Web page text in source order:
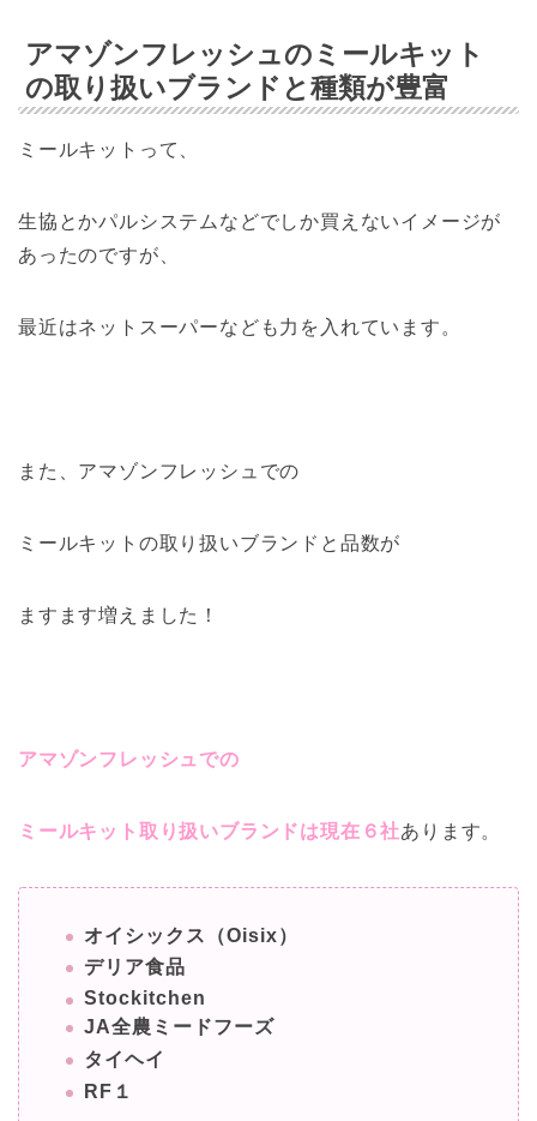
アマゾンフレッシュのミールキット
の取り扱いブランドと種類が豊富
ミールキットって、
生協とかパルシステムなどでしか買えないイメージが
あったのですが、
最近はネットスーパーなども力を入れています。
また、アマゾンフレッシュでの
ミールキットの取り扱いブランドと品数が
ますます増えました！
アマゾンフレッシュでの
ミールキット取り扱いブランドは現在６社あります。
オイシックス（Oisix）
デリア食品
Stockitchen
JA全農ミードフーズ
タイヘイ
RF１